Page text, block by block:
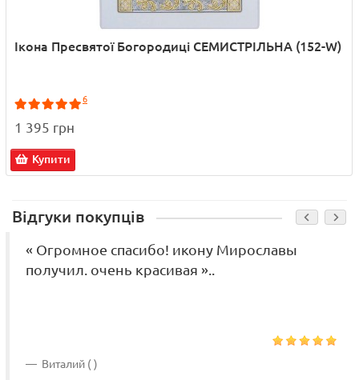
Ікона Пресвятої Богородиці СЕМИСТРІЛЬНА (152-W)
6
1 395 грн
Купити
Відгуки покупців
« Огромное спасибо! икону Мирославы
получил. очень красивая »..
Виталий ( )